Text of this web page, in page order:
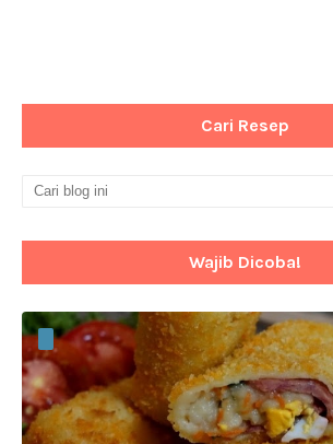
Cari Resep
Wajib Dicoba!